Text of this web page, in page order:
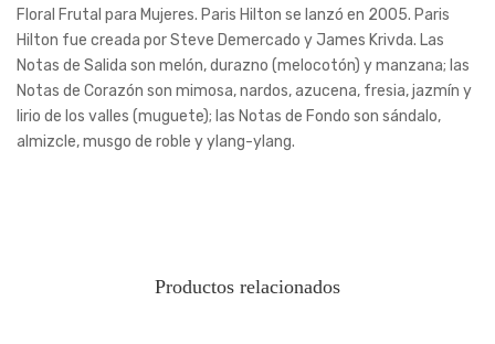
Floral Frutal para Mujeres. Paris Hilton se lanzó en 2005. Paris
Hilton fue creada por Steve Demercado y James Krivda. Las
Notas de Salida son melón, durazno (melocotón) y manzana; las
Notas de Corazón son mimosa, nardos, azucena, fresia, jazmín y
lirio de los valles (muguete); las Notas de Fondo son sándalo,
almizcle, musgo de roble y ylang-ylang.
Productos relacionados